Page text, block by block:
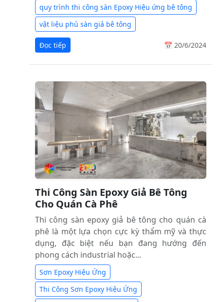
quy trình thi công sàn Epoxy Hiệu ứng bê tông
vật liệu phủ sàn giả bê tông
Đọc tiếp 📅 20/6/2024
Thi Công Sàn Epoxy Giả Bê Tông
Cho Quán Cà Phê
Thi công sàn epoxy giả bê tông cho quán cà
phê là một lựa chọn cực kỳ thẩm mỹ và thực
dụng, đặc biệt nếu bạn đang hướng đến
phong cách industrial hoặc...
Sơn Epoxy Hiệu Ứng
Thi Công Sơn Epoxy Hiệu Ứng